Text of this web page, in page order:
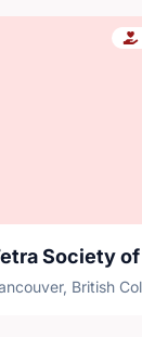
Society
British